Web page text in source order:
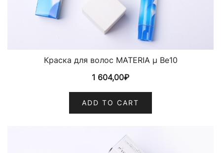
Краска для волос MATERIA µ Be10
1 604,00₽
ADD TO CART